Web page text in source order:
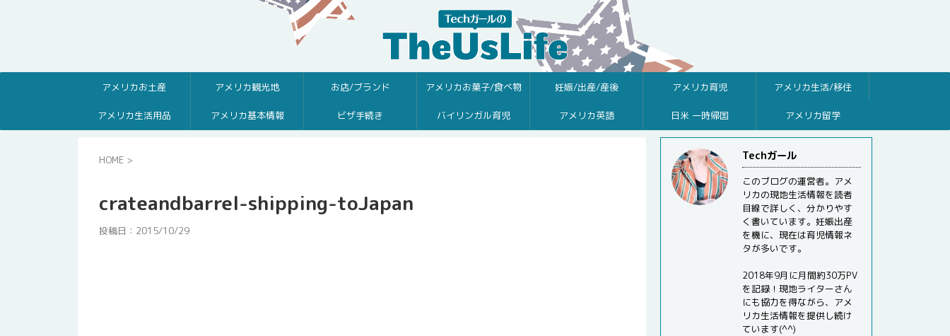
アメリカお土産 アメリカ観光地 お店/ブランド アメリカお菓子/食べ物 妊娠/出産/産後 アメリカ育児 アメリカ生活/移住
アメリカ生活用品 アメリカ基本情報 ビザ手続き バイリンガル育児 アメリカ英語 日米 一時帰国 アメリカ留学
HOME >
crateandbarrel-shipping-toJapan
投稿日： 2015/10/29
Techガール
このブログの運営者。アメ
リカの現地生活情報を読者
目線で詳しく、分かりやす
く書いています。妊娠出産
を機に、現在は育児情報ネ
タが多いです。
2018年9月に月間約30万PV
を記録！現地ライターさん
にも協力を得ながら、アメ
リカ生活情報を提供し続け
ています(^^)